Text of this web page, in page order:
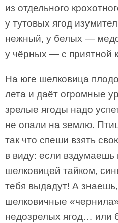
из отдельного
у тутовых ягод
нежный, у белых —
у чёрных — с приятной
На юге шелковица
лета и даёт огромные
зрелые ягоды надо
не опали на землю.
так что спеши взять
в виду: если вздумаешь
шелковицей тайком,
тебя выдадут! А
шелковичные
недозрелых ягод… или